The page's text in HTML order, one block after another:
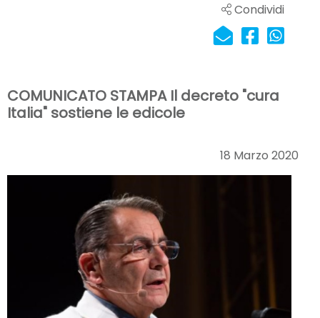
Condividi
COMUNICATO STAMPA Il decreto "cura
Italia" sostiene le edicole
18 Marzo 2020